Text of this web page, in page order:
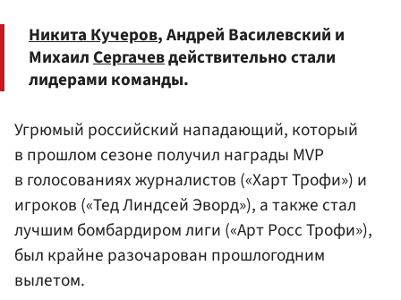
Никита Кучеров, Андрей Василевский и
МихаилСергачевдействительно стали
лидерами команды.
Угрюмый российский нападающий, который
в прошлом сезоне получил награды MVP
в голосованиях журналистов («Харт Трофи») и
игроков («Тед Линдсей Эворд»), а также стал
лучшим бомбардиром лиги («Арт Росс Трофи»),
был крайне разочарован прошлогодним
вылетом.